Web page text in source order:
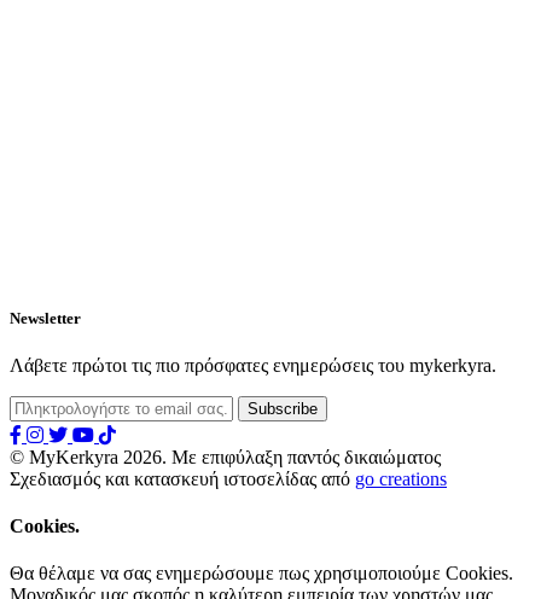
Newsletter
Λάβετε πρώτοι τις πιο πρόσφατες ενημερώσεις του mykerkyra.
© MyKerkyra 2026. Με επιφύλαξη παντός δικαιώματος
Σχεδιασμός και κατασκευή ιστοσελίδας από go creations
Cookies.
Θα θέλαμε να σας ενημερώσουμε πως χρησιμοποιούμε Cookies.